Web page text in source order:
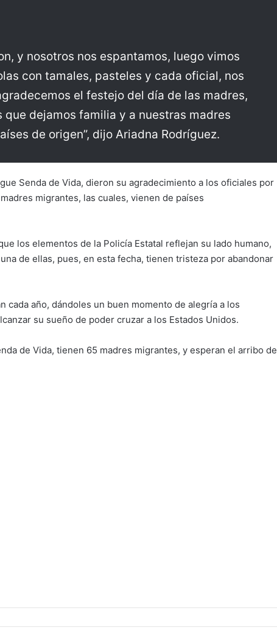
y nosotros nos espantamos, luego vimos
con tamales, pasteles y cada oficial, nos
el festejo del día de las madres,
que dejamos familia y a nuestras madres
de origen”, dijo Ariadna Rodríguez.
Senda de Vida, dieron su agradecimiento a los oficiales por
migrantes, las cuales, vienen de países
los elementos de la Policía Estatal reflejan su lado humano,
de ellas, pues, en esta fecha, tienen tristeza por abandonar
cada año, dándoles un buen momento de alegría a los
su sueño de poder cruzar a los Estados Unidos.
de Vida, tienen 65 madres migrantes, y esperan el arribo de